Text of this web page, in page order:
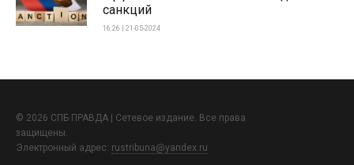
санкций
16:26 | 21-05-2024
© 2026 СПБ ПРАВДА | Сетевое издание. Все права
защищены.
Электронный адрес: rustribuna@yandex.ru